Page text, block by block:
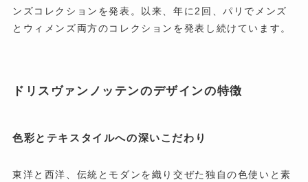
ンズコレクションを発表。以来、年に2回、パリでメンズ
とウィメンズ両方のコレクションを発表し続けています 。
ドリスヴァンノッテンのデザインの特徴
色彩とテキスタイルへの深いこだわり
東洋と西洋、伝統とモダンを織り交ぜた独自の色使いと素